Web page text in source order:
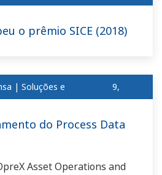
o prêmio SICE (2018)
| Soluções e 9,
do Process Data
Asset Operations and